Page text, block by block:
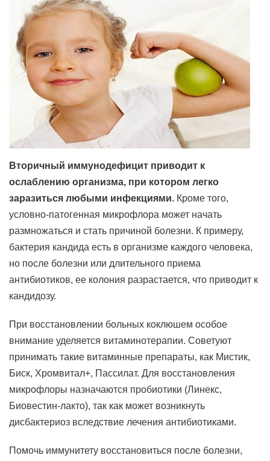
Вторичный иммунодефицит приводит к
ослаблению организма, при котором легко
заразиться любыми инфекциями. Кроме того,
условно-патогенная микрофлора может начать
размножаться и стать причиной болезни. К примеру,
бактерия кандида есть в организме каждого человека,
но после болезни или длительного приема
антибиотиков, ее колония разрастается, что приводит к
кандидозу.
При восстановлении больных коклюшем особое
внимание уделяется витаминотерапии. Советуют
принимать такие витаминные препараты, как Мистик,
Биск, Хромвитал+, Пассилат. Для восстановления
микрофлоры назначаются пробиотики (Линекс,
Биовестин-лакто), так как может возникнуть
дисбактериоз вследствие лечения антибиотиками.
Помочь иммунитету восстановиться после болезни,